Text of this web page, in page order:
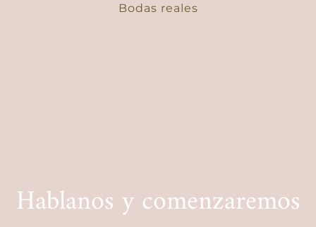
Bodas reales
Hablanos y comenzaremos